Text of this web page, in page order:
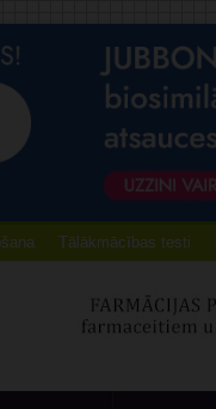
Tālākmācības testi